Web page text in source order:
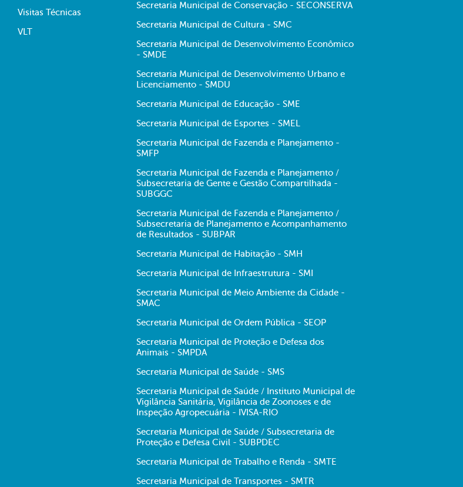
Visitas Técnicas
VLT
Secretaria Municipal de Conservação - SECONSERVA
Secretaria Municipal de Cultura - SMC
Secretaria Municipal de Desenvolvimento Econômico
- SMDE
Secretaria Municipal de Desenvolvimento Urbano e
Licenciamento - SMDU
Secretaria Municipal de Educação - SME
Secretaria Municipal de Esportes - SMEL
Secretaria Municipal de Fazenda e Planejamento -
SMFP
Secretaria Municipal de Fazenda e Planejamento /
Subsecretaria de Gente e Gestão Compartilhada -
SUBGGC
Secretaria Municipal de Fazenda e Planejamento /
Subsecretaria de Planejamento e Acompanhamento
de Resultados - SUBPAR
Secretaria Municipal de Habitação - SMH
Secretaria Municipal de Infraestrutura - SMI
Secretaria Municipal de Meio Ambiente da Cidade -
SMAC
Secretaria Municipal de Ordem Pública - SEOP
Secretaria Municipal de Proteção e Defesa dos
Animais - SMPDA
Secretaria Municipal de Saúde - SMS
Secretaria Municipal de Saúde / Instituto Municipal de
Vigilância Sanitária, Vigilância de Zoonoses e de
Inspeção Agropecuária - IVISA-RIO
Secretaria Municipal de Saúde / Subsecretaria de
Proteção e Defesa Civil - SUBPDEC
Secretaria Municipal de Trabalho e Renda - SMTE
Secretaria Municipal de Transportes - SMTR